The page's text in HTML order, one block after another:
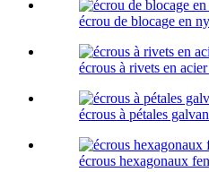
écrou de blocage en
écrous à rivets en
écrous à pétales
écrous hexagonaux